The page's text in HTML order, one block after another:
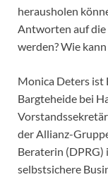
herausholen
Antworten auf die
werden? Wie
Monica Deters ist
Bargteheide bei
der Allianz-
Beraterin
selbstsichere